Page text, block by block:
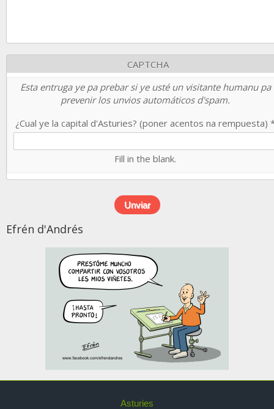
CAPTCHA
Esta entruga ye pa prebar si ye usté un visitante humanu pa
prevenir los unvios automáticos d'spam.
¿Cual ye la capital d'Asturies? (poner acentos na rempuesta)
Fill in the blank.
Efrén d'Andrés
Asturies